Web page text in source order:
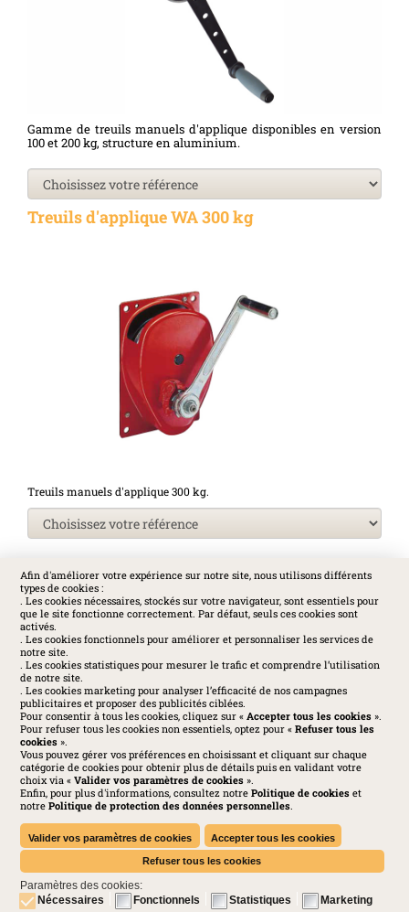
Afin d'améliorer votre expérience sur notre site, nous utilisons différents
types de cookies :
. Les cookies nécessaires, stockés sur votre navigateur, sont essentiels pour
que le site fonctionne correctement. Par défaut, seuls ces cookies sont
activés.
. Les cookies fonctionnels pour améliorer et personnaliser les services de
notre site.
. Les cookies statistiques pour mesurer le trafic et comprendre l’utilisation
de notre site.
. Les cookies marketing pour analyser l’efficacité de nos campagnes
publicitaires et proposer des publicités ciblées.
Pour consentir à tous les cookies, cliquez sur « Accepter tous les cookies».
Pour refuser tous les cookies non essentiels, optez pour « Refuser tous les
cookies».
Vous pouvez gérer vos préférences en choisissant et cliquant sur chaque
catégorie de cookies pour obtenir plus de détails puis en validant votre
choix via « Valider vos paramètres de cookies».
Enfin, pour plus d'informations, consultez notre Politique de cookieset
notre Politique de protection des données personnelles.
Valider vos paramètres de cookies Accepter tous les cookies
Refuser tous les cookies
Paramètres des cookies:
Nécessaires
Fonctionnels Statistiques Marketing
Gamme de treuils manuels d'applique disponibles en version
100 et 200 kg, structure en aluminium.
Treuils d'applique WA 300 kg
Treuils manuels d'applique 300 kg.
SOCIAL
Huchez 2016© Tous droits réservés - Reproductions interdites
Mentions légales-Politique de confidentialité
Conditions générales- Charte des médias sociaux